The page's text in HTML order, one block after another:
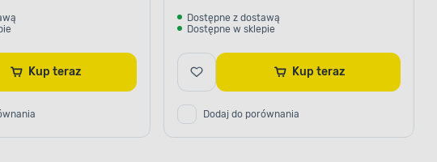
Kup teraz
Dostępne z dostawą
Dostępne w sklepie
Kup teraz
Dodaj do porównania